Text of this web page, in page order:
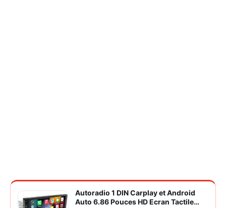
Autoradio 1 DIN Carplay et Android
Auto 6.86 Pouces HD Ecran Tactile